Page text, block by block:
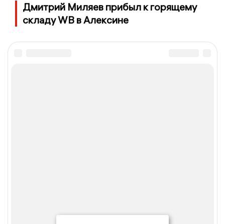
Дмитрий Миляев прибыл к горящему
складу WB в Алексине